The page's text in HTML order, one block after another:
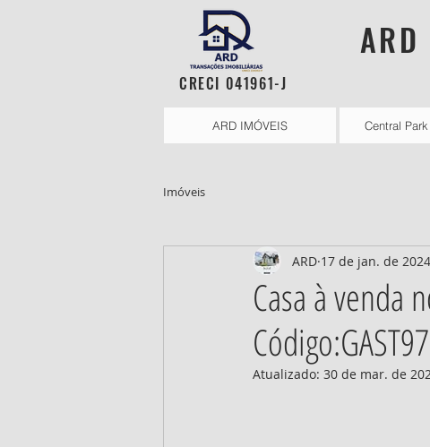
CRECI 041961-J
ARD IMÓVEIS Central
Imóveis
Casa à venda
ARD 17 de jan. de 2024
Atualizado: 30 de mar. de